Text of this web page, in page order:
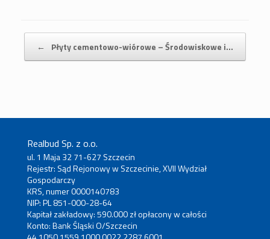
Post navigation
← Płyty cementowo-wiórowe – Środowiskowe i…
Realbud Sp. z o.o.
ul. 1 Maja 32 71-627 Szczecin
Rejestr: Sąd Rejonowy w Szczecinie, XVII Wydział
Gospodarczy
KRS, numer 0000140783
NIP: PL 851-000-28-64
Kapitał zakładowy: 590.000 zł opłacony w całości
Konto: Bank Śląski O/Szczecin